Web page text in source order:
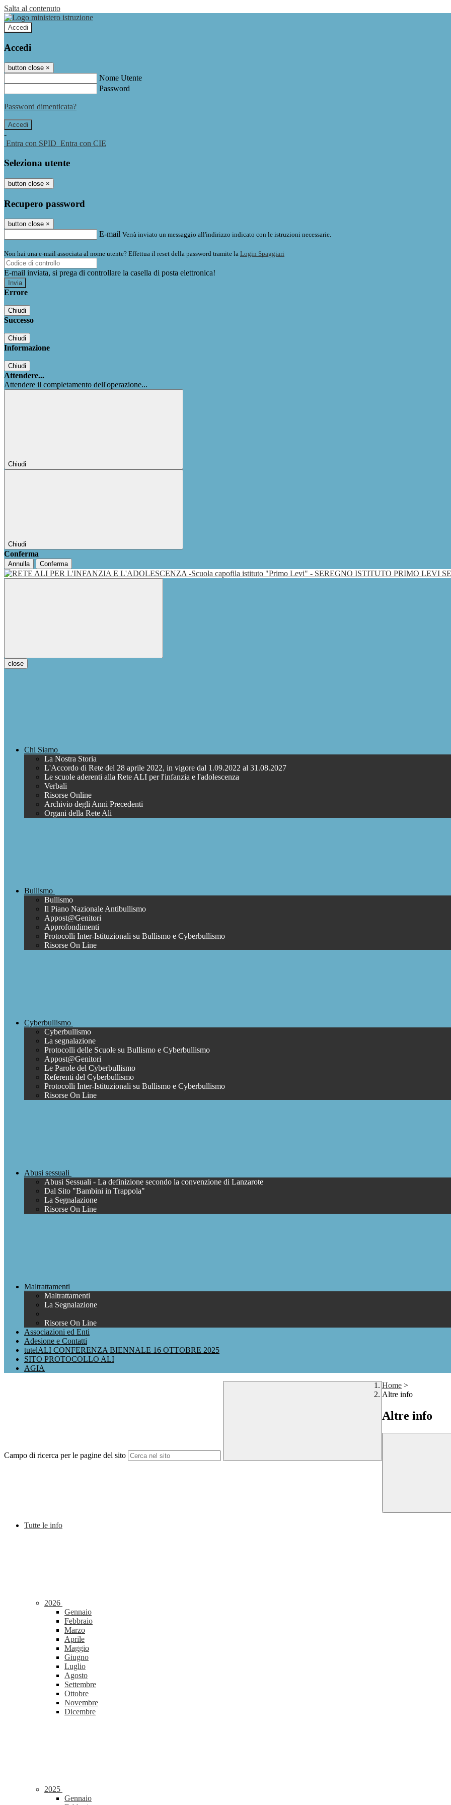
Salta al contenuto
Accedi
Accedi
button close ×
Nome Utente
Password
Password dimenticata?
-
Entra con SPID Entra con CIE
Seleziona utente
button close ×
Recupero password
button close ×
E-mail Verrà inviato un messaggio all'indirizzo indicato con le istruzioni necessarie.
Non hai una e-mail associata al nome utente? Effettua il reset della password tramite la Login Spaggiari
E-mail inviata, si prega di controllare la casella di posta elettronica!
Errore
Chiudi
Successo
Chiudi
Informazione
Chiudi
Attendere...
Attendere il completamento dell'operazione...
Chiudi
Chiudi
Conferma
Annulla Conferma
ISTITUTO PRIMO LEVI
close
Chi Siamo
La Nostra Storia
L'Accordo di Rete del 28 aprile 2022, in vigore dal 1.09.2022 al 31.08.2027
Le scuole aderenti alla Rete ALI per l'infanzia e l'adolescenza
Verbali
Risorse Online
Archivio degli Anni Precedenti
Organi della Rete Ali
Bullismo
Bullismo
Il Piano Nazionale Antibullismo
Appost@Genitori
Approfondimenti
Protocolli Inter-Istituzionali su Bullismo e Cyberbullismo
Risorse On Line
Cyberbullismo
Cyberbullismo
La segnalazione
Protocolli delle Scuole su Bullismo e Cyberbullismo
Appost@Genitori
Le Parole del Cyberbullismo
Referenti del Cyberbullismo
Protocolli Inter-Istituzionali su Bullismo e Cyberbullismo
Risorse On Line
Abusi sessuali
Abusi Sessuali - La definizione secondo la convenzione di Lanzarote
Dal Sito "Bambini in Trappola"
La Segnalazione
Risorse On Line
Maltrattamenti
Maltrattamenti
La Segnalazione
Risorse On Line
Associazioni ed Enti
Adesione e Contatti
tutelALI CONFERENZA BIENNALE 16 OTTOBRE 2025
SITO PROTOCOLLO ALI
AGIA
Campo di ricerca per le pagine del sito
Home >
Altre info
Altre info
Tutte le info
2026
Gennaio
Febbraio
Marzo
Aprile
Maggio
Giugno
Luglio
Agosto
Settembre
Ottobre
Novembre
Dicembre
2025
Gennaio